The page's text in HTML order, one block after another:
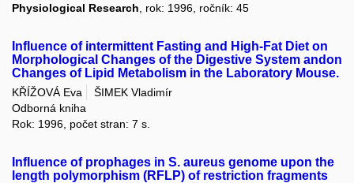
Physiological Research , rok: 1996, ročník: 45
Influence of intermittent Fasting and High-Fat Diet on
Morphological Changes of the Digestive System andon
Changes of Lipid Metabolism in the Laboratory Mouse.
KŘÍŽOVÁ Eva
ŠIMEK Vladimír
Odborná kniha
Rok: 1996, počet stran: 7 s.
Influence of prophages in S. aureus genome upon the
length polymorphism (RFLP) of restriction fragments